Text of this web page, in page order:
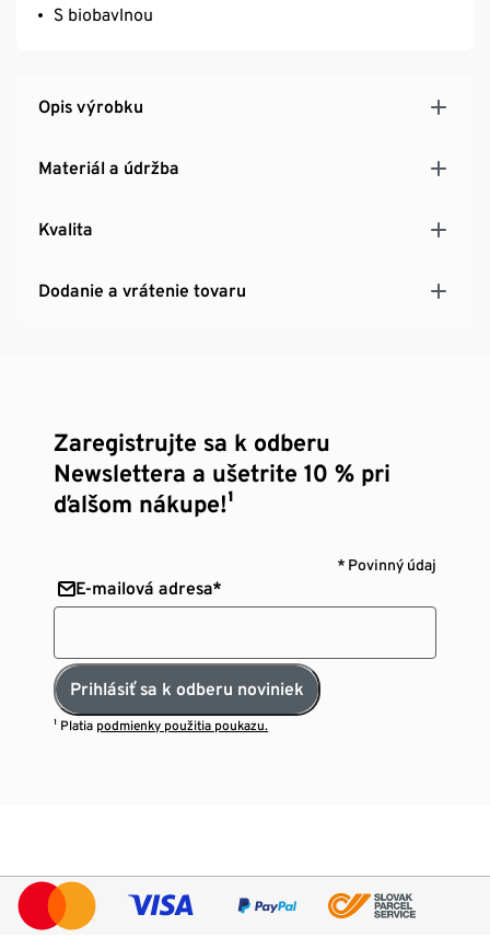
S biobavlnou
Opis výrobku
Materiál a údržba
Kvalita
Dodanie a vrátenie tovaru
Zaregistrujte sa k odberu
Newslettera a ušetrite 10 % pri
ďalšom nákupe!¹
* Povinný údaj
E-mailová adresa*
Prihlásiť sa k odberu noviniek
¹ Platia podmienky použitia poukazu.